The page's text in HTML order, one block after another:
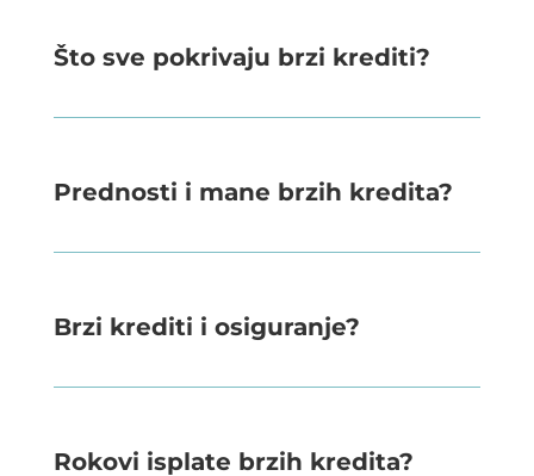
Što sve pokrivaju brzi krediti?
Prednosti i mane brzih kredita?
Brzi krediti i osiguranje?
Rokovi isplate brzih kredita?